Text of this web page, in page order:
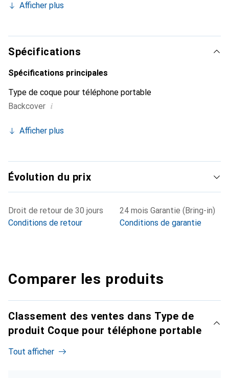
devient l'accessoire chic et indispensable de votre
produits de haute qualité, la marque Noreve est un choix
sûr pour une clientèle exigeante.
Afficher plus
Spécifications
Spécifications principales
Type de coque pour téléphone portable
Backcover i
Afficher plus
Évolution du prix
Droit de retour de 30 jours
Conditions de retour
24 mois Garantie (Bring-in)
Conditions de garantie
Comparer les produits
Classement des ventes dans Type de
produit Coque pour téléphone portable
Tout afficher